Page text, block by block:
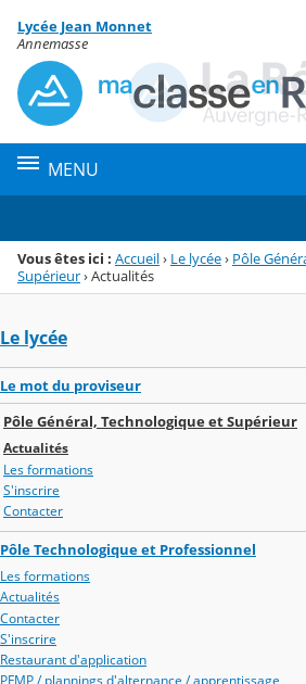
Menu de la rubrique
Contenu
Lycée Jean Monnet
Annemasse
MENU
Vous êtes ici : Accueil› Le lycée› Pôle
Supérieur›Actualités
Le lycée
Le mot du proviseur
Pôle Général, Technologique et Supérieur
Actualités
Les formations
S'inscrire
Contacter
Pôle Technologique et Professionnel
Les formations
Actualités
Contacter
S'inscrire
Restaurant d'application
PFMP / plannings d'alternance / apprentissage